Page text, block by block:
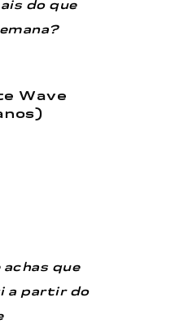
do que
Wave
achas que
a partir do